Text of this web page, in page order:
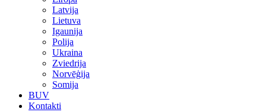
Latvija
Lietuva
Igaunija
Polija
Ukraina
Zviedrija
Norvēģija
Somija
BUV
Kontakti